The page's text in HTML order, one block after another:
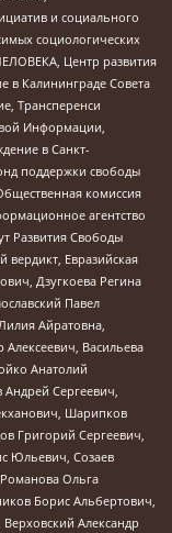
и социального
социологических
Центр развития
в Калининграде Совета
Трансперенси
Информации,
в Санкт-
поддержки свободы
комиссия
агентство
Развития Свободы
Евразийская
Дзугкоева Регина
Павел
Айратовна,
Васильева
Анатолий
Сергеевич,
Шарипков
Григорий Сергеевич,
Юльевич, Созаев
Ольга
Борис Альбертович,
Александр